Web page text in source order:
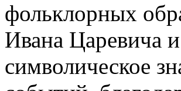
фольклорных
Ивана Царевича
символическое